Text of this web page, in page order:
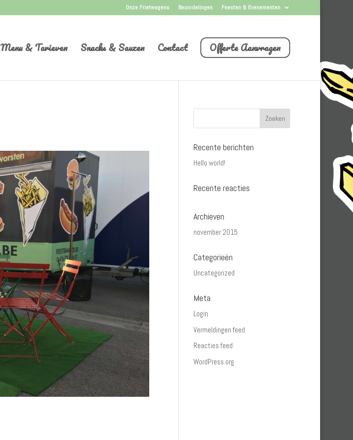
Onze Frietwagens Beoordelingen Feesten & Evenementen
Menu & Tarieven Snacks & Sauzen Contact Offerte Aanvragen
Recente berichten
Hello world!
Recente reacties
Archieven
november 2015
Categorieën
Uncategorized
Meta
Login
Vermeldingen feed
Reacties feed
WordPress.org